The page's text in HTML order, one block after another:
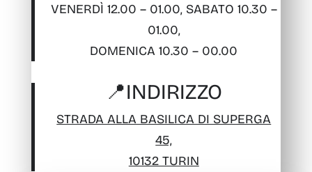
VENERDÌ 12.00 – 01.00, SABATO 10.30 –
01.00,
DOMENICA 10.30 – 00.00
📍INDIRIZZO
STRADA ALLA BASILICA DI SUPERGA
45,
10132 TURIN